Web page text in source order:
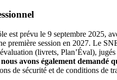
est prévu le 9 septembre 2025,
première session en 2027. Le
(livrets, Plan’Éval),
avons également
de sécurité et de conditions de